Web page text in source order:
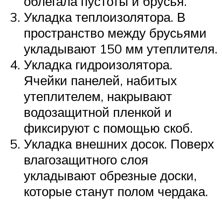
Укладка теплоизолятора. В
пространство между брусьями
укладывают 150 мм утеплителя.
Укладка гидроизолятора.
Ячейки панелей, набитых
утеплителем, накрывают
водозащитной пленкой и
фиксируют с помощью скоб.
Укладка внешних досок. Поверх
влагозащитного слоя
укладывают обрезные доски,
которые станут полом чердака.